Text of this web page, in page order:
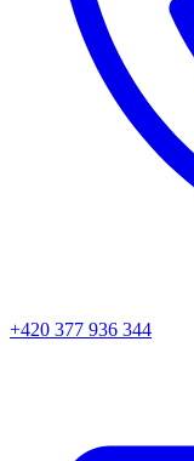
+420 377 936 344